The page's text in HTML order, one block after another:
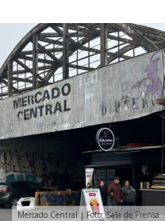
Mercado Central | Foto: Sala de Prensa